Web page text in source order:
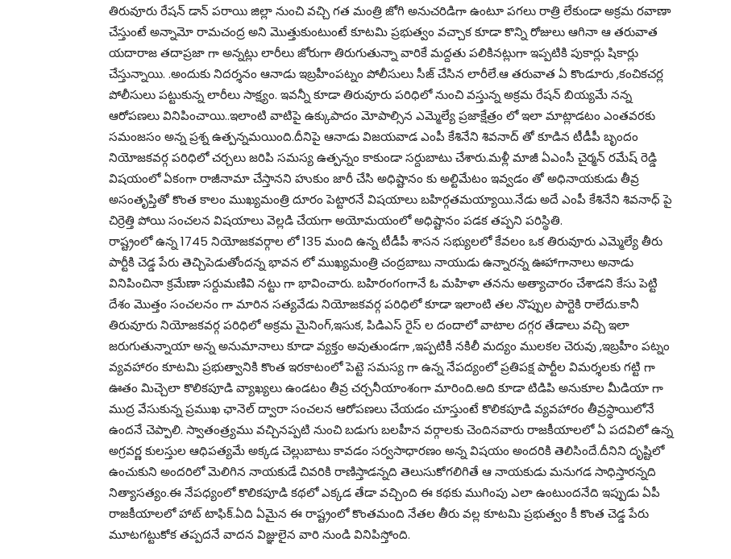
తిరువూరు రేషన్ డాన్ పరాయి జిల్లా నుంచి వచ్చి గత మంత్రి జోగి అనుచరిడిగా ఉంటూ పగలు రాత్రి లేకుండా అక్రమ రవాణా
చేస్తుంటే అన్నామో రామచంద్ర అని మొత్తుకుంటుంటే కూటమి ప్రభుత్వం వచ్చాక కూడా కొన్ని రోజులు ఆగినా ఆ తరువాత
యదారాజ తదాప్రజా గా అన్నట్లు లారీలు జోరుగా తిరుగుతున్నా వారికే మద్దతు పలికినట్లుగా ఇప్పటికి పుకార్లు షికార్లు
చేస్తున్నాయి. .అందుకు నిదర్శనం ఆనాడు ఇబ్రహీంపట్నం పోలీసులు సీజ్ చేసిన లారీలే.ఆ తరువాత ఏ కొండూరు ,కంచికచర్ల
పోలీసులు పట్టుకున్న లారీలు సాక్ష్యం. ఇవన్నీ కూడా తిరువూరు పరిధిలో నుంచి వస్తున్న అక్రమ రేషన్ బియ్యమే నన్న
ఆరోపణలు వినిపించాయి..ఇలాంటి వాటిపై ఉక్కుపాదం మోపాల్సిన ఎమ్మెల్యే ప్రజాక్షేత్రం లో ఇలా మాట్లాడటం ఎంతవరకు
సమంజసం అన్న ప్రశ్న ఉత్పన్నమయింది.దీనిపై ఆనాడు విజయవాడ ఎంపీ కేశినేని శివనాద్ తో కూడిన టీడీపీ బృందం
నియోజకవర్గ పరిధిలో చర్చలు జరిపి సమస్య ఉత్పన్నం కాకుండా సర్దుబాటు చేశారు.మళ్లీ మాజీ ఏఎంసీ చైర్మన్ రమేష్ రెడ్డి
విషయంలో ఏకంగా రాజీనామా చేస్తానని హుకుం జారీ చేసి అధిష్టానం కు అల్టిమేటం ఇవ్వడం తో అధినాయకుడు తీవ్ర
అసంతృప్తితో కొంత కాలం ముఖ్యమంత్రి దూరం పెట్టారనే విషయాలు బహిర్గతమయ్యాయి.నేడు అదే ఎంపీ కేశినేని శివనాధ్ పై
చిర్రెత్తి పోయి సంచలన విషయాలు వెల్లడి చేయగా అయోమయంలో అధిష్టానం పడక తప్పని పరిస్థితి.
రాష్ట్రంలో ఉన్న 1745 నియోజకవర్గాల లో 135 మంది ఉన్న టీడీపీ శాసన సభ్యులలో కేవలం ఒక తిరువూరు ఎమ్మెల్యే తీరు
పార్టీకి చెడ్డ పేరు తెచ్చిపెడుతోందన్న భావన లో ముఖ్యమంత్రి చంద్రబాబు నాయుడు ఉన్నారన్న ఊహాగానాలు అనాడు
వినిపించినా క్రమేణా సర్దుమణివి నట్టు గా భావించారు. బహిరంగంగానే ఓ మహిళా తనను అత్యాచారం చేశాడని కేసు పెట్టి
దేశం మొత్తం సంచలనం గా మారిన సత్యవేడు నియోజకవర్గ పరిధిలో కూడా ఇలాంటి తల నొప్పుల పార్టెకి రాలేదు.కానీ
తిరువూరు నియోజకవర్గ పరిధిలో అక్రమ మైనింగ్,ఇసుక, పిడిఎస్ రైస్ ల దందాలో వాటాల దగ్గర తేడాలు వచ్చి ఇలా
జరుగుతున్నాయా అన్న అనుమానాలు కూడా వ్యక్తం అవుతుండగా ,ఇప్పటికీ నకిలీ మద్యం ములకల చెరువు ,ఇబ్రహీం పట్నం
వ్యవహారం కూటమి ప్రభుత్వానికి కొంత ఇరకాటంలో పెట్టె సమస్య గా ఉన్న నేపద్యంలో ప్రతిపక్ష పార్టీల విమర్శలకు గట్టి గా
ఊతం మిచ్చెలా కొలికపూడి వ్యాఖ్యలు ఉండటం తీవ్ర చర్చనీయాంశంగా మారింది.అది కూడా టిడిపి అనుకూల మీడియా గా
ముద్ర వేసుకున్న ప్రముఖ ఛానెల్ ద్వారా సంచలన ఆరోపణలు చేయడం చూస్తుంటే కొలికపూడి వ్యవహారం తీవ్రస్థాయిలోనే
ఉందనే చెప్పాలి. స్వాతంత్ర్యము వచ్చినప్పటి నుంచి బడుగు బలహీన వర్గాలకు చెందినవారు రాజకీయాలలో ఏ పదవిలో ఉన్న
అగ్రవర్ణ కులస్తుల ఆధిపత్యమే అక్కడ చెల్లుబాటు కావడం సర్వసాధారణం అన్న విషయం అందరికి తెలిసిందే.దీనిని దృష్టిలో
ఉంచుకుని అందరిలో మెలిగిన నాయకుడే చివరికి రాణిస్తాడన్నది తెలుసుకోగలిగితే ఆ నాయకుడు మనుగడ సాధిస్తారన్నది
నిత్యాసత్యం.ఈ నేపధ్యంలో కొలికపూడి కథలో ఎక్కడ తేడా వచ్చింది ఈ కథకు ముగింపు ఎలా ఉంటుందనేది ఇప్పుడు ఏపీ
రాజకీయాలలో హాట్ టాఫిక్.ఏది ఏమైన ఈ రాష్ట్రంలో కొంతమంది నేతల తీరు వల్ల కూటమి ప్రభుత్వం కీ కొంత చెడ్డ పేరు
మూటగట్టుకోక తప్పదనే వాదన విజ్ఞులైన వారి నుండి వినిపిస్తోంది.